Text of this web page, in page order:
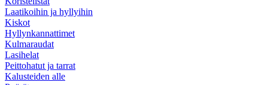
Laatikoihin ja hyllyihin
Kiskot
Hyllynkannattimet
Kulmaraudat
Lasihelat
Peittohatut ja tarrat
Kalusteiden alle